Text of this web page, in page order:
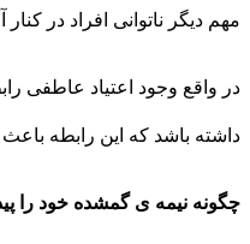
مهم دیگر ناتوانی افراد در
در واقع وجود اعتیاد عاطفی
داشته باشد که این رابطه
چگونه نیمه ی گمشده خود را